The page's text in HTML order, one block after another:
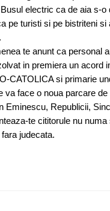
electric ca de aia s-o
pe turisti si pe bistriteni si
te anunt ca personal
in premiera un acord
CATOLICA si primarie
va face o noua parcare
Eminescu, Republicii,
te cititorule nu
judecata.